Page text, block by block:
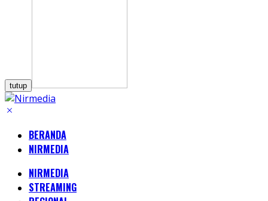
tutup
BERANDA
NIRMEDIA
NIRMEDIA
STREAMING